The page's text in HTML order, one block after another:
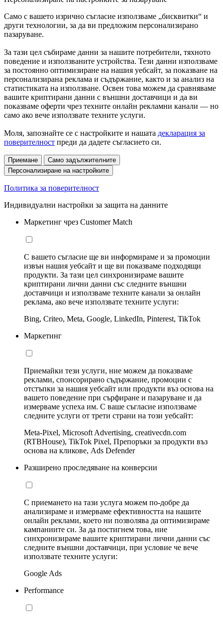
Само с вашето изрично съгласие използваме „бисквитки“ и
други технологии, за да ви предложим персонализирано
пазаруване.
За тази цел събираме данни за нашите потребители, тяхното
поведение и използваните устройства. Тези данни използваме
за постоянно оптимизиране на нашия уебсайт, за показване на
персонализирана реклама и съдържание, както и за анализ на
статистиката на използване. Освен това можем да сравняваме
вашите криптирани данни с външни доставчици и да ви
показваме оферти чрез техните онлайн рекламни канали — но
само ако вече използвате техните услуги.
Моля, запознайте се с настройките и нашата декларация за
поверителност преди да дадете съгласието си.
Приемане
Само задължителните
Персонализиране на настройките
Политика за поверителност
Индивидуални настройки за защита на данните
Маркетинг чрез Customer Match
С вашето съгласие ще ви информираме и за промоции
извън нашия уебсайт и ще ви показваме подходящи
продукти. За тази цел синхронизираме вашите
криптирани лични данни със следните външни
доставчици и използваме техните канали за онлайн
реклама, ако вече използвате техните услуги:
Bing, Criteo, Meta, Google, LinkedIn, Pinterest, TikTok
Маркетинг
Приемайки тези услуги, ние можем да показваме
реклами, спонсорирано съдържание, промоции с
отстъпки за нашия уебсайт или продукти въз основа на
вашето поведение при сърфиране и пазаруване и да
измерваме успеха им. С ваше съгласие използваме
следните услуги от трети страни на този уебсайт:
Meta-Pixel, Microsoft Advertising, creativecdn.com
(RTBHouse), TikTok Pixel, Препоръки за продукти въз
основа на кликове, Ads Defender
Разширено проследяване на конверсии
С приемането на тази услуга можем по-добре да
анализираме и измерваме ефективността на нашите
онлайн реклами, което ни позволява да оптимизираме
кампаниите си. За да постигнем това, ние
синхронизираме вашите криптирани лични данни със
следните външни доставчици, при условие че вече
използвате техните услуги:
Google Ads
Performance